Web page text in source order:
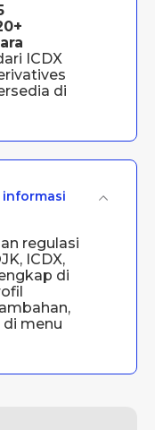
ICDX
di
informasi
regulasi
ICDX,
di
di menu